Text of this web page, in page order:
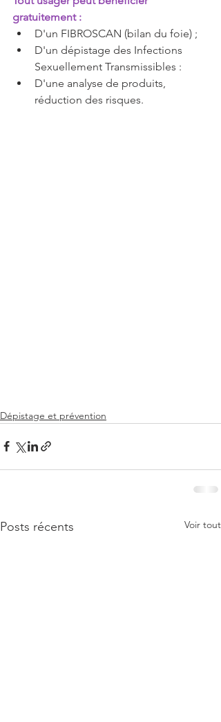
gratuitement :
D'un FIBROSCAN (bilan du foie) ;
D'un dépistage des Infections
Sexuellement Transmissibles :
D'une analyse de produits,
réduction des risques.
Dépistage et prévention
Posts récents Voir tout